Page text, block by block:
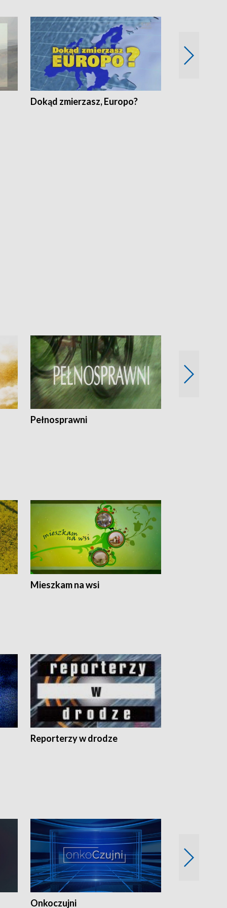
Dokąd zmierzasz, Europo?
Pełnosprawni
Mieszkam na wsi
Reporterzy w drodze
Onkoczujni